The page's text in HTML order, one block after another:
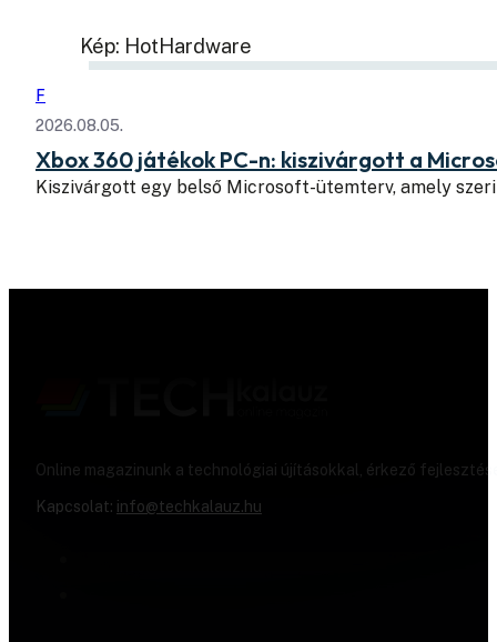
Kép: HotHardware
F
2026.08.05.
Xbox 360 játékok PC-n: kiszivárgott a
Kiszivárgott egy belső Microsoft-ütemterv, amely
Online magazinunk a technológiai újításokkal, érkező
Kapcsolat: info@techkalauz.hu